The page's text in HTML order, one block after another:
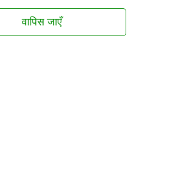
वापिस जाएँ